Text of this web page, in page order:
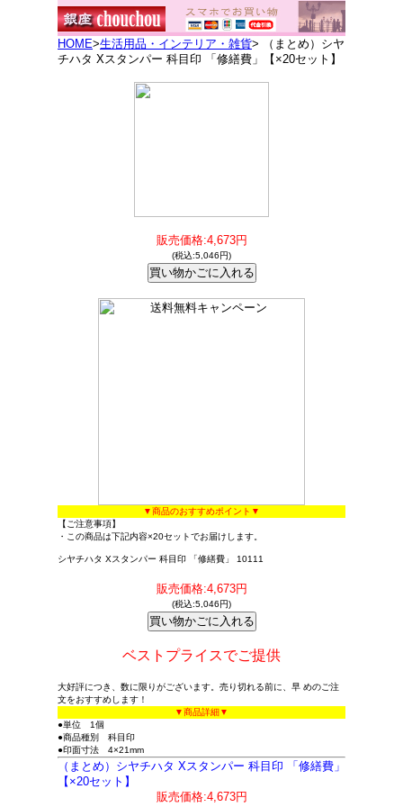
HOME>生活用品・インテリア・雑貨> （まとめ）シヤ
チハタ Xスタンパー 科目印 「修繕費」【×20セット】
販売価格:4,673円
(税込:5,046円)
▼商品のおすすめポイント▼
【ご注意事項】
・この商品は下記内容×20セットでお届けします。
シヤチハタ Xスタンパー 科目印 「修繕費」 10111
販売価格:4,673円
(税込:5,046円)
ベストプライスでご提供
大好評につき、数に限りがございます。売り切れる前に、早 めのご注
文をおすすめします！
▼商品詳細▼
●単位 1個
●商品種別 科目印
●印面寸法 4×21mm
（まとめ）シヤチハタ Xスタンパー 科目印 「修繕費」
【×20セット】
販売価格:4,673円